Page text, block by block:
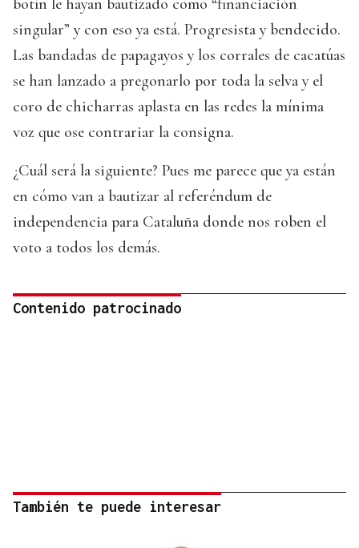
singular” y con eso ya está. Progresista y bendecido.
Las bandadas de papagayos y los corrales de cacatúas
se han lanzado a pregonarlo por toda la selva y el
coro de chicharras aplasta en las redes la mínima
voz que ose contrariar la consigna.
¿Cuál será la siguiente? Pues me parece que ya están
en cómo van a bautizar al referéndum de
independencia para Cataluña donde nos roben el
voto a todos los demás.
Contenido patrocinado
También te puede interesar